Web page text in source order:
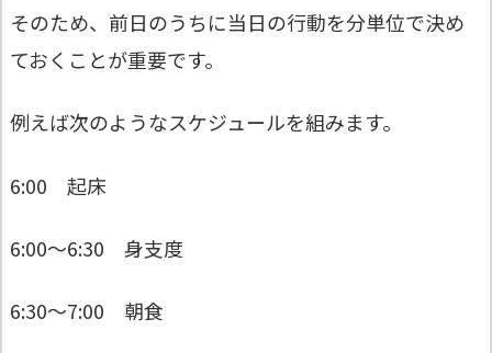
そのため、前日のうちに当日の行動を分単位で決め
ておくことが重要です。
例えば次のようなスケジュールを組みます。
6:00 起床
6:00〜6:30 身支度
6:30〜7:00 朝食